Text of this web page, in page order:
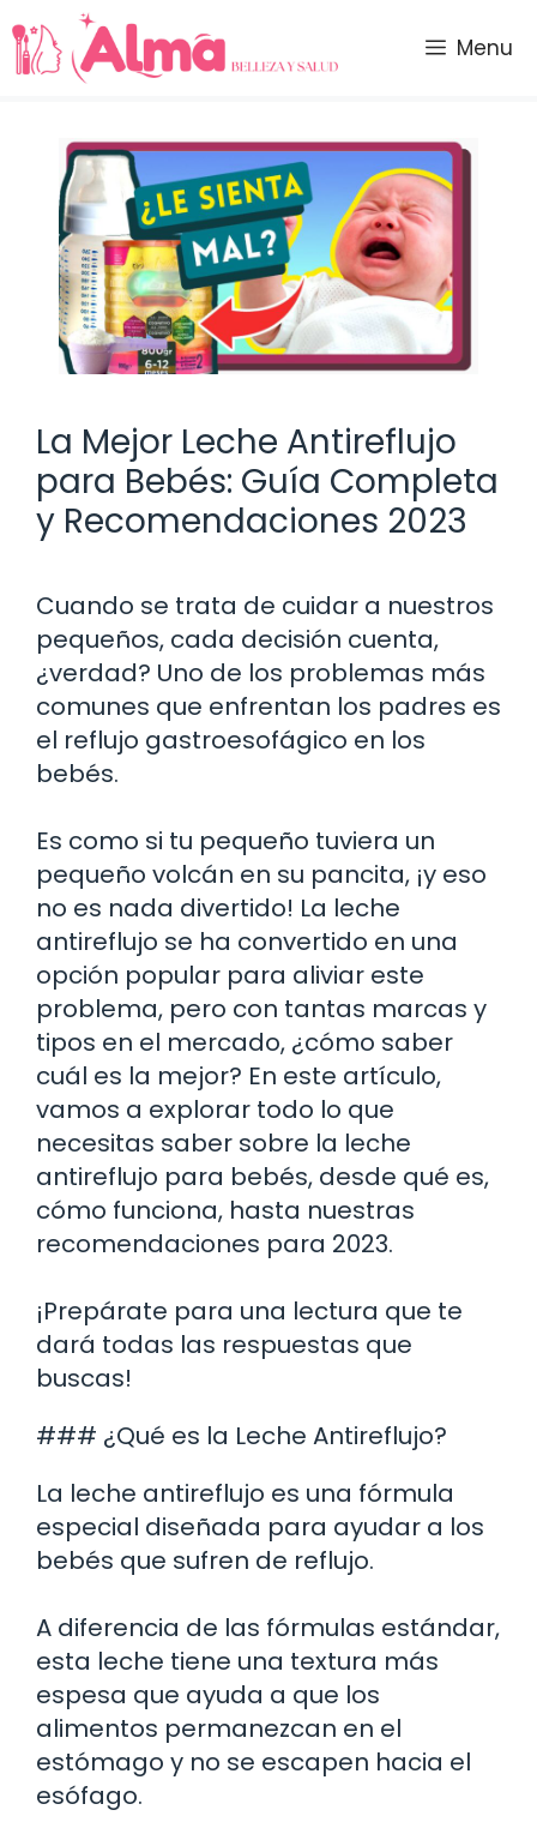
Saltar
al
contenido
Menu
La Mejor Leche Antireflujo
para Bebés: Guía Completa
y Recomendaciones 2023
Cuando se trata de cuidar a nuestros
pequeños, cada decisión cuenta,
¿verdad? Uno de los problemas más
comunes que enfrentan los padres es
el reflujo gastroesofágico en los
bebés.
Es como si tu pequeño tuviera un
pequeño volcán en su pancita, ¡y eso
no es nada divertido! La leche
antireflujo se ha convertido en una
opción popular para aliviar este
problema, pero con tantas marcas y
tipos en el mercado, ¿cómo saber
cuál es la mejor? En este artículo,
vamos a explorar todo lo que
necesitas saber sobre la leche
antireflujo para bebés, desde qué es,
cómo funciona, hasta nuestras
recomendaciones para 2023.
¡Prepárate para una lectura que te
dará todas las respuestas que
buscas!
### ¿Qué es la Leche Antireflujo?
La leche antireflujo es una fórmula
especial diseñada para ayudar a los
bebés que sufren de reflujo.
A diferencia de las fórmulas estándar,
esta leche tiene una textura más
espesa que ayuda a que los
alimentos permanezcan en el
estómago y no se escapen hacia el
esófago.